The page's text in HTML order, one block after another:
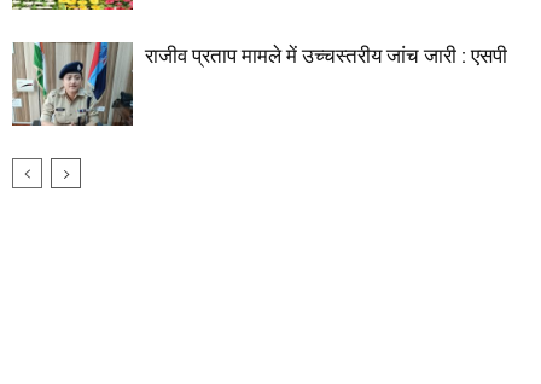
राजीव प्रताप मामले में उच्चस्तरीय जांच जारी : एसपी